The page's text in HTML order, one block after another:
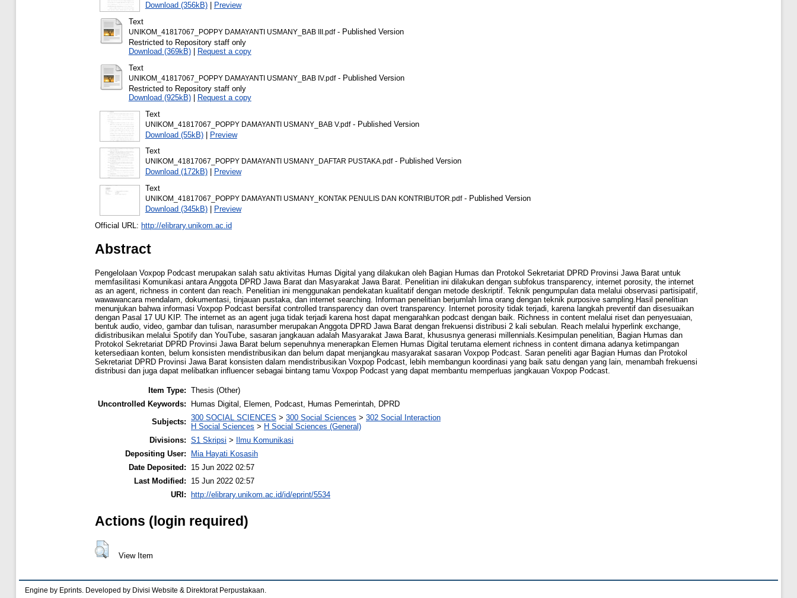
Download (356kB)|
Preview
Text
UNIKOM_41817067_POPPY DAMAYANTI USMANY_BAB III.pdf- Published Version
Restricted to Repository staff only
Download (369kB)|
Request a copy
Text
UNIKOM_41817067_POPPY DAMAYANTI USMANY_BAB IV.pdf- Published Version
Restricted to Repository staff only
Download (925kB)|
Request a copy
Text
UNIKOM_41817067_POPPY DAMAYANTI USMANY_BAB V.pdf- Published Version
Download (55kB)| Preview
Text
UNIKOM_41817067_POPPY DAMAYANTI USMANY_DAFTAR PUSTAKA.pdf- Published Version
Download (172kB)|
Preview
Text
UNIKOM_41817067_POPPY DAMAYANTI USMANY_KONTAK PENULIS DAN KONTRIBUTOR.pdf- Published Version
Download (345kB)|
Preview
Official URL: http://elibrary.unikom.ac.id
Abstract
Pengelolaan Voxpop Podcast merupakan salah satu aktivitas Humas Digital yang dilakukan oleh Bagian Humas dan Protokol Sekretariat DPRD Provinsi Jawa Barat untuk
memfasilitasi Komunikasi antara Anggota DPRD Jawa Barat dan Masyarakat Jawa Barat. Penelitian ini dilakukan dengan subfokus transparency, internet porosity, the internet
as an agent, richness in content dan reach. Penelitian ini menggunakan pendekatan kualitatif dengan metode deskriptif. Teknik pengumpulan data melalui observasi partisipatif,
wawawancara mendalam, dokumentasi, tinjauan pustaka, dan internet searching. Informan penelitian berjumlah lima orang dengan teknik purposive sampling.Hasil penelitian
menunjukan bahwa informasi Voxpop Podcast bersifat controlled transparency dan overt transparency. Internet porosity tidak terjadi, karena langkah preventif dan disesuaikan
dengan Pasal 17 UU KIP. The internet as an agent juga tidak terjadi karena host dapat mengarahkan podcast dengan baik. Richness in content melalui riset dan penyesuaian,
bentuk audio, video, gambar dan tulisan, narasumber merupakan Anggota DPRD Jawa Barat dengan frekuensi distribusi 2 kali sebulan. Reach melalui hyperlink exchange,
didistribusikan melalui Spotify dan YouTube, sasaran jangkauan adalah Masyarakat Jawa Barat, khususnya generasi millennials.Kesimpulan penelitian, Bagian Humas dan
Protokol Sekretariat DPRD Provinsi Jawa Barat belum sepenuhnya menerapkan Elemen Humas Digital terutama element richness in content dimana adanya ketimpangan
ketersediaan konten, belum konsisten mendistribusikan dan belum dapat menjangkau masyarakat sasaran Voxpop Podcast. Saran peneliti agar Bagian Humas dan Protokol
Sekretariat DPRD Provinsi Jawa Barat konsisten dalam mendistribusikan Voxpop Podcast, lebih membangun koordinasi yang baik satu dengan yang lain, menambah frekuensi
distribusi dan juga dapat melibatkan influencer sebagai bintang tamu Voxpop Podcast yang dapat membantu memperluas jangkauan Voxpop Podcast.
Item Type: Thesis (Other)
Uncontrolled Keywords:
Humas Digital, Elemen, Podcast, Humas Pemerintah, DPRD
Subjects: 300 SOCIAL SCIENCES > 300 Social Sciences > 302 Social Interaction
H Social Sciences > H Social Sciences (General)
Divisions: S1 Skripsi >
Ilmu Komunikasi
Depositing User:
Mia Hayati Kosasih
Date Deposited:
15 Jun 2022 02:57
Last Modified:
15 Jun 2022 02:57
URI:
http://elibrary.unikom.ac.id/id/eprint/5534
Actions (login required)
View Item
Engine by Eprints. Developed by Divisi Website & Direktorat Perpustakaan.